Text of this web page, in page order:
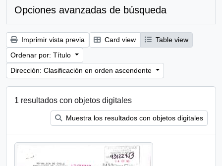
Opciones avanzadas de búsqueda
Imprimir vista previa Card view
Table view
Ordenar por: Título
Dirección: Clasificación en orden ascendente
1 resultados con objetos digitales
Muestra los resultados con objetos digitales